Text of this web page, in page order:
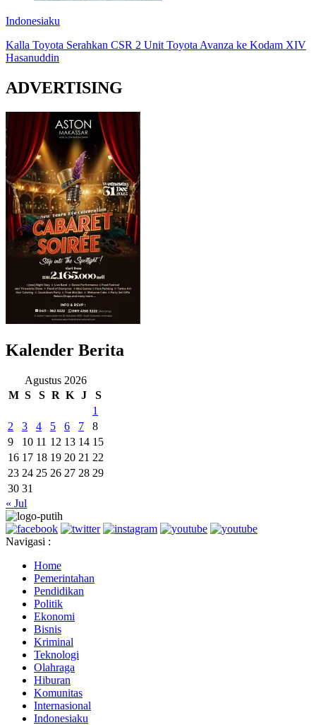
Indonesiaku
Kalla Toyota Serahkan CSR 2 Unit Toyota Avanza ke Kodam XIV
Hasanuddin
ADVERTISING
Kalender Berita
Agustus 2026
M S S R K J
S
1
2
3 4 5 6 7
8
9
10 11 12 13 14 15
16 17 18 19 20 21 22
23 24 25 26 27 28 29
30 31
« Jul
Navigasi :
Home
Pemerintahan
Pendidikan
Politik
Ekonomi
Bisnis
Kriminal
Teknologi
Olahraga
Hiburan
Komunitas
Internasional
Indonesiaku